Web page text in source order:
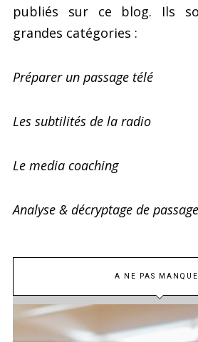
publiés sur ce blog. Ils
grandes catégories :
Préparer un passage télé
Les subtilités de la radio
Le media coaching
Analyse & décryptage de
A NE PAS